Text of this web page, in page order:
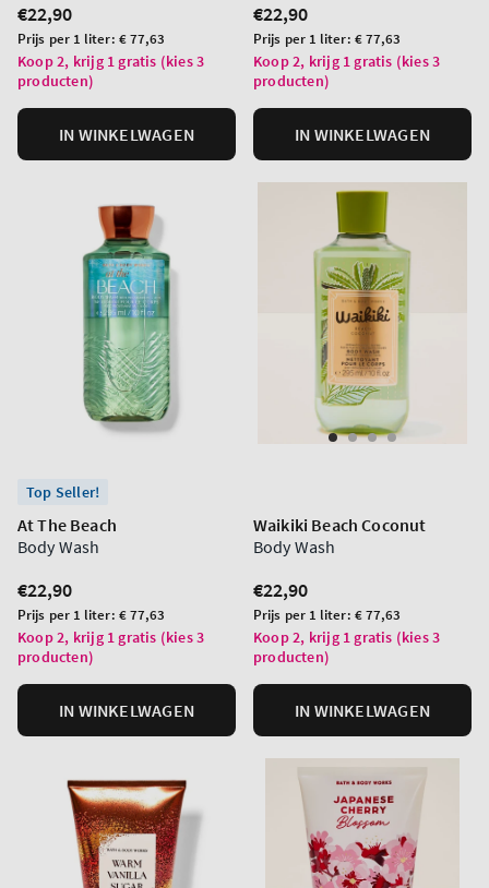
Normale
prijs
€22,90
Prijs
per
eenheid
Prijs per 1 liter: € 77,63
Koop 2, krijg 1 gratis (kies 3
producten)
IN WINKELWAGEN
Normale
prijs
€22,90
Prijs
per
eenheid
Prijs per 1 liter: € 77,63
Koop 2, krijg 1 gratis (kies 3
producten)
IN WINKELWAGEN
Top Seller!
At The Beach
Body Wash
Normale
prijs
€22,90
Prijs
per
eenheid
Prijs per 1 liter: € 77,63
Koop 2, krijg 1 gratis (kies 3
producten)
IN WINKELWAGEN
Waikiki Beach Coconut
Body Wash
Normale
prijs
€22,90
Prijs
per
eenheid
Prijs per 1 liter: € 77,63
Koop 2, krijg 1 gratis (kies 3
producten)
IN WINKELWAGEN